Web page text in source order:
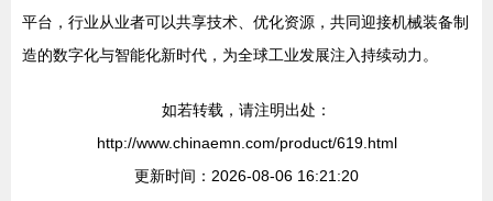
平台，行业从业者可以共享技术、优化资源，共同迎接机械装备制
造的数字化与智能化新时代，为全球工业发展注入持续动力。
如若转载，请注明出处：
http://www.chinaemn.com/product/619.html
更新时间：2026-08-06 16:21:20